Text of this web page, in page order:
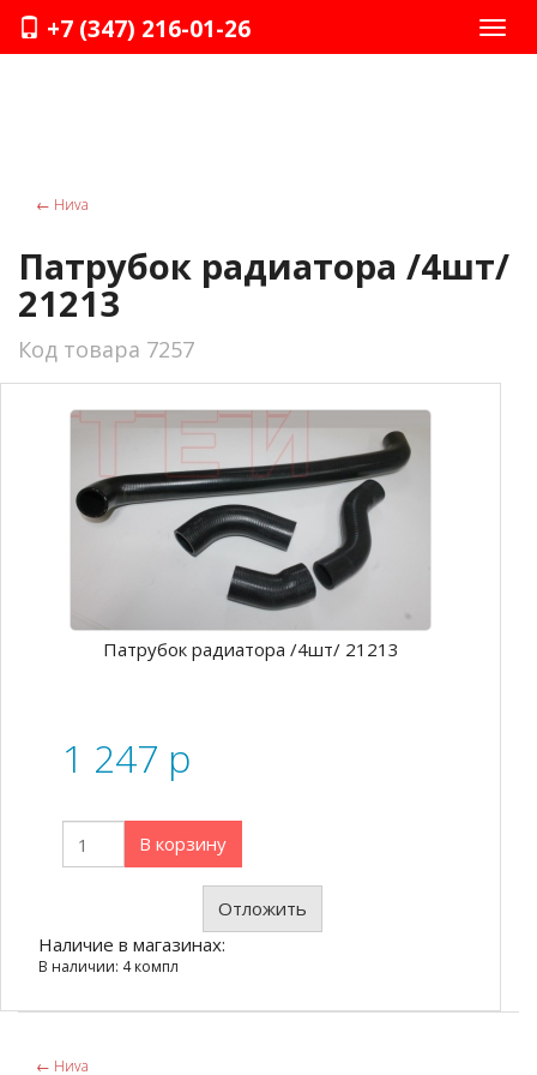
+7 (347) 216-01-26
← Ниvа
Патрубок радиатора /4шт/
21213
Код товара 7257
Патрубок радиатора /4шт/ 21213
1 247 p
В корзину
Отложить
Наличие в магазинах:
В наличии: 4 компл
← Ниvа